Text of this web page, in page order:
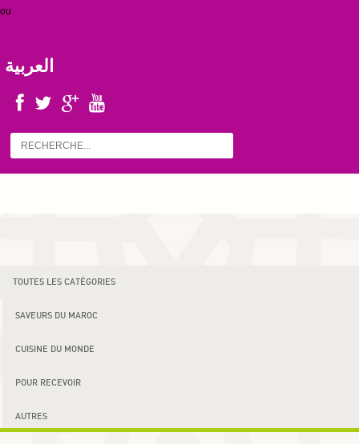
ou
العربية
TOUTES LES CATÉGORIES
SAVEURS DU MAROC
CUISINE DU MONDE
POUR RECEVOIR
AUTRES